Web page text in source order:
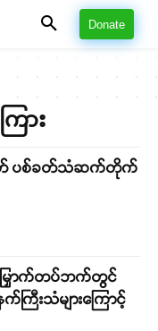
Donate
ား
ပစ်ခတ်သံဆက်တိုက်
ြှောက်တပ်ဘက်တွင်
းသံများကြောင့်